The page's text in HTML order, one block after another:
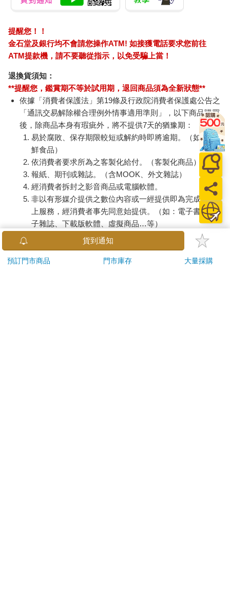
提醒您！！
金石堂及銀行均不會請您操作ATM! 如接獲電話要求您前往
ATM提款機，請不要聽從指示，以免受騙上當！
退換貨須知：
**提醒您，鑑賞期不等於試用期，退回商品須為全新狀態**
依據「消費者保護法」第19條及行政院消費者保護處公告之
「通訊交易解除權合理例外情事適用準則」，以下商品購買
後，除商品本身有瑕疵外，將不提供7天的猶豫期：
易於腐敗、保存期限較短或解約時即將逾期。（如：生
鮮食品）
依消費者要求所為之客製化給付。（客製化商品）
報紙、期刊或雜誌。（含MOOK、外文雜誌）
經消費者拆封之影音商品或電腦軟體。
非以有形媒介提供之數位內容或一經提供即為完成之線
上服務，經消費者事先同意始提供。（如：電子書、電
子雜誌、下載版軟體、虛擬商品…等）
已拆封之個人衛生用品。（如：內衣褲、刮鬍刀、除毛
若非上列種類商品，均享有到貨7天的猶豫期（含例假
貨到通知
預訂門市商品 門市庫存 大量採購